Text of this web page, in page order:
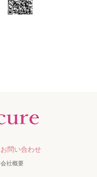
お問い合わせ
会社概要